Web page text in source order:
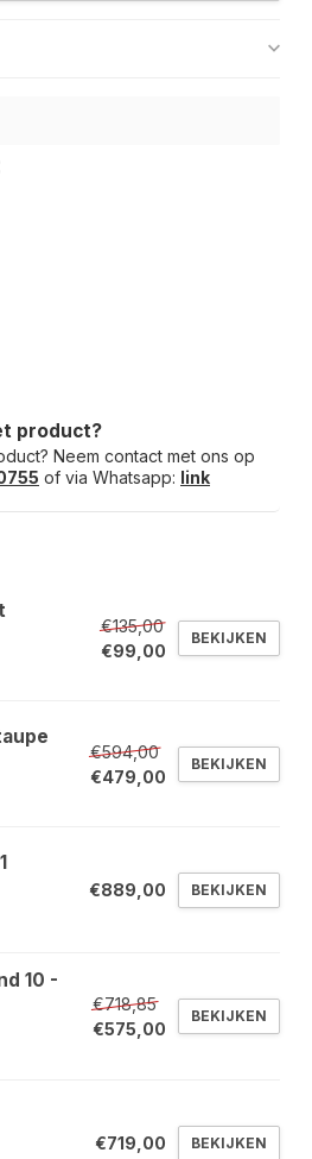
product?
Neem contact met ons op
of via Whatsapp: link
€135,00
€99,00
BEKIJKEN
€594,00
€479,00
BEKIJKEN
€889,00 BEKIJKEN
10 -
€718,85
€575,00
BEKIJKEN
€719,00 BEKIJKEN